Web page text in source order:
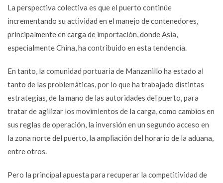
La perspectiva colectiva es que el puerto continúe
incrementando su actividad en el manejo de contenedores,
principalmente en carga de importación, donde Asia,
especialmente China, ha contribuido en esta tendencia.
En tanto, la comunidad portuaria de Manzanillo ha estado al
tanto de las problemáticas, por lo que ha trabajado distintas
estrategias, de la mano de las autoridades del puerto, para
tratar de agilizar los movimientos de la carga, como cambios en
sus reglas de operación, la inversión en un segundo acceso en
la zona norte del puerto, la ampliación del horario de la aduana,
entre otros.
Pero la principal apuesta para recuperar la competitividad de